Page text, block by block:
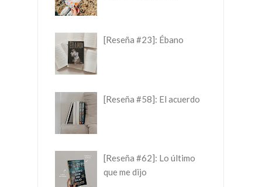
[Reseña #23]: Ébano
[Reseña #58]: El acuerdo
[Reseña #62]: Lo último
que me dijo